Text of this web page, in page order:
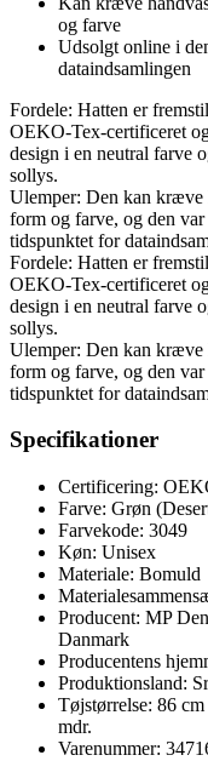
og farve
Udsolgt online i
dataindsamlingen
Fordele: Hatten er
OEKO-Tex-certificeret
design i en neutral farve
sollys.
Ulemper: Den kan kræve
form og farve, og den
tidspunktet for
Fordele: Hatten er
OEKO-Tex-certificeret
design i en neutral farve
sollys.
Ulemper: Den kan kræve
form og farve, og den
tidspunktet for
Specifikationer
Certificering:
Farve: Grøn
Farvekode: 3049
Køn: Unisex
Materiale: Bomuld
Producent: MP
Danmark
Producentens
Produktionsland:
Tøjstørrelse: 86
mdr.
Varenummer: